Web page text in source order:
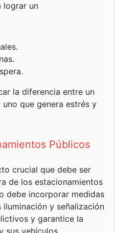
lograr un
la diferencia entre un
que genera estrés y
Públicos
crucial que debe ser
de los estacionamientos
debe incorporar medidas
y señalización
y garantice la
sus vehículos.